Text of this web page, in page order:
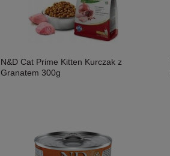
N&D Cat Prime Kitten Kurczak z
Granatem 300g